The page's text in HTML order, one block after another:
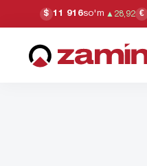
$ 11 916so'm ▲ 28,92 €